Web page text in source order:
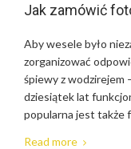
Jak zamówić
Aby wesele było
zorganizować
śpiewy z wodzirejem
dziesiątek lat
popularna jest także
Read more